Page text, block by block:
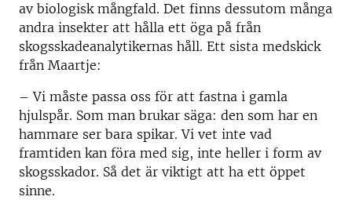
av biologisk mångfald. Det finns dessutom många
andra insekter att hålla ett öga på från
skogsskadeanalytikernas håll. Ett sista medskick
från Maartje:
–Vi måste passa oss för att fastna i gamla
hjulspår. Som man brukar säga: den som har en
hammare ser bara spikar. Vi vet inte vad
framtiden kan föra med sig, inte heller i form av
skogsskador. Så det är viktigt att ha ett öppet
sinne.